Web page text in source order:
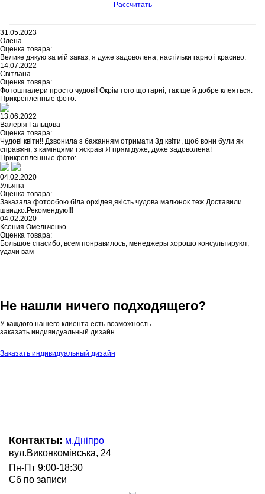
Рассчитать
31.05.2023
Олена
Оценка товара:
Велике дякую за мій заказ, я дуже задоволена, настільки гарно і красиво.
14.07.2022
Світлана
Оценка товара:
Фотошпалери просто чудові! Окрім того що гарні, так ще й добре клеяться.
Прикрепленные фото:
13.06.2022
Валерія Гальцова
Оценка товара:
Чудові квіти!! Дзвонила з бажанням отримати 3д квіти, щоб вони були як
справжні, з камінцями і яскраві Я прям дуже, дуже задоволена!
Прикрепленные фото:
04.02.2020
Ульяна
Оценка товара:
Заказала фотообою біла орхідея,якість чудова малюнок теж.Доставили
швидко.Рекомендую!!!
04.02.2020
Ксения Омельченко
Оценка товара:
Большое спасибо, всем понравилось, менеджеры хорошо консультируют,
удачи вам
Не нашли ничего подходящего?
У каждого нашего клиента есть возможность
заказать индивидуальный дизайн
Заказать индивидуальный дизайн
Контакты: м.Дніпро
вул.Виконкомівська, 24
Пн-Пт 9:00-18:30
Сб по записи